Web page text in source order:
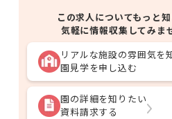
この求人についてもっと
気軽に情報収集してみま
リアルな施設の雰囲気を
園見学を申し込む
園の詳細を知りたい
資料請求する